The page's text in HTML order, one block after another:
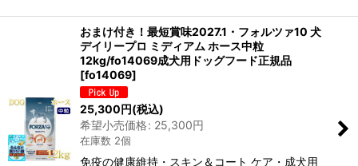
おまけ付き！最短賞味2027.1・フォルツァ10 犬
デイリープロ ミディアム ホース中粒
12kg/fo14069成犬用ドッグフード正規品
[fo14069]
25,300円(税込)
希望小売価格: 25,300円
在庫数 2個
免疫の健康維持・スキン＆コート ケア・成犬用